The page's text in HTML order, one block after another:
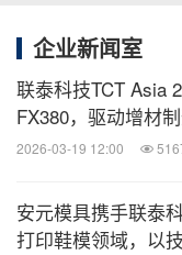
关键词：电脑/电子
企业新闻室
联泰科技TCT Asia
FX380，驱动增材
2026-03-19 12:00
安元模具携手联泰
打印鞋模领域，以